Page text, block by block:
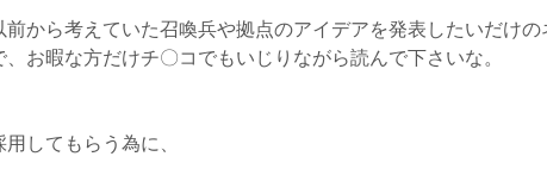
前から考えていた召喚兵や拠点のアイデアを発表したいだけ
お暇な方だけチ〇コでもいじりながら読んで下さいな。
してもらう為に、